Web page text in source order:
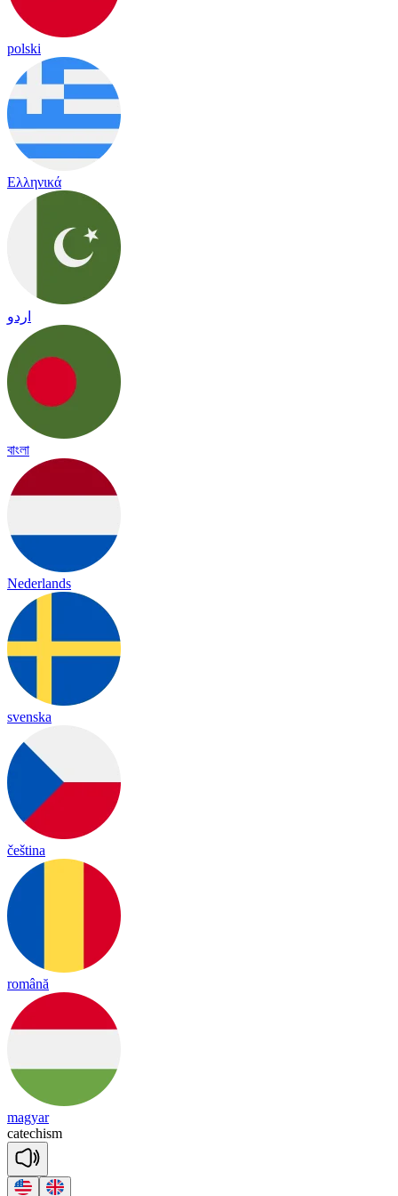
polski
Ελληνικά
اردو
বাংলা
Nederlands
svenska
čeština
română
magyar
catechism